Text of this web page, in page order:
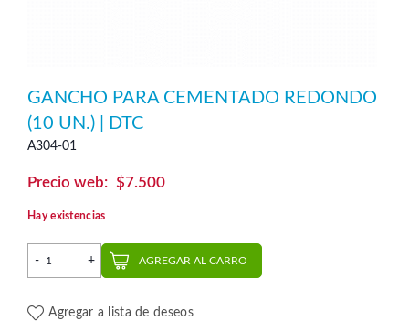
GANCHO PARA CEMENTADO REDONDO
(10 UN.) | DTC
A304-01
$7.500
Hay existencias
Gancho para Cementado Redondo (10 un.) | DTC cantidad
AGREGAR AL CARRO
Agregar a lista de deseos